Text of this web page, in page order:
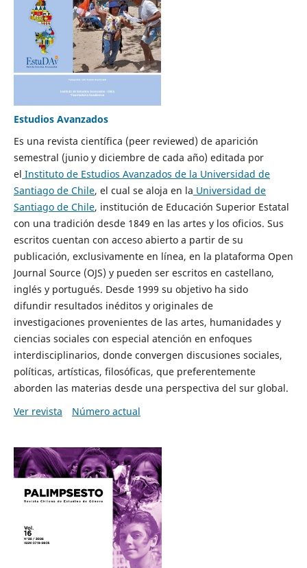
Estudios Avanzados
Es una revista científica (peer reviewed) de aparición
semestral (junio y diciembre de cada año) editada por
el Instituto de Estudios Avanzados de la Universidad de
Santiago de Chile, el cual se aloja en la Universidad de
Santiago de Chile, institución de Educación Superior Estatal
con una tradición desde 1849 en las artes y los oficios. Sus
escritos cuentan con acceso abierto a partir de su
publicación, exclusivamente en línea, en la plataforma Open
Journal Source (OJS) y pueden ser escritos en castellano,
inglés y portugués. Desde 1999 su objetivo ha sido
difundir resultados inéditos y originales de
investigaciones provenientes de las artes, humanidades y
ciencias sociales con especial atención en enfoques
interdisciplinarios, donde convergen discusiones sociales,
políticas, artísticas, filosóficas, que preferentemente
aborden las materias desde una perspectiva del sur global.
Ver revista
Número actual